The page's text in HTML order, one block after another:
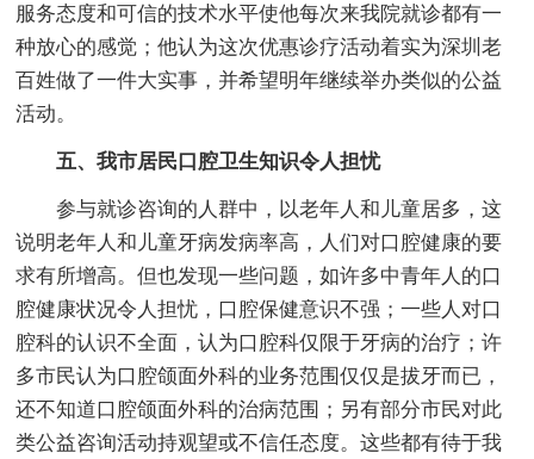
服务态度和可信的技术水平使他每次来我院就诊都有一
种放心的感觉；他认为这次优惠诊疗活动着实为深圳老
百姓做了一件大实事，并希望明年继续举办类似的公益
活动。
五、我市居民口腔卫生知识令人担忧
参与就诊咨询的人群中，以老年人和儿童居多，这
说明老年人和儿童牙病发病率高，人们对口腔健康的要
求有所增高。但也发现一些问题，如许多中青年人的口
腔健康状况令人担忧，口腔保健意识不强；一些人对口
腔科的认识不全面，认为口腔科仅限于牙病的治疗；许
多市民认为口腔颌面外科的业务范围仅仅是拔牙而已，
还不知道口腔颌面外科的治病范围；另有部分市民对此
类公益咨询活动持观望或不信任态度。这些都有待于我